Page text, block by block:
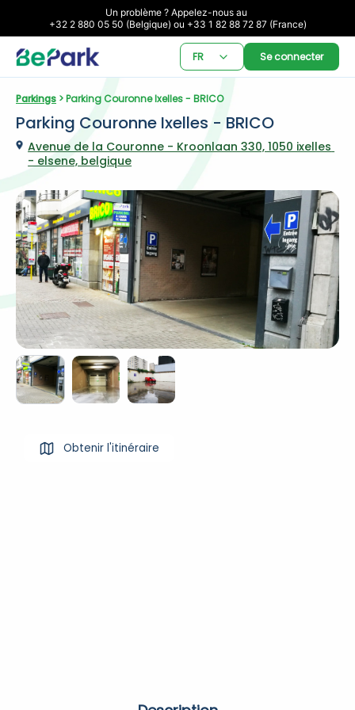
Un problème ? Appelez-nous au
+32 2 880 05 50 (Belgique) ou +33 1 82 88 72 87 (France)
FR Se connecter
Parkings > Parking Couronne Ixelles - BRICO
Parking Couronne Ixelles - BRICO
Avenue de la Couronne - Kroonlaan 330, 1050 ixelles
- elsene, belgique
Obtenir l'itinéraire